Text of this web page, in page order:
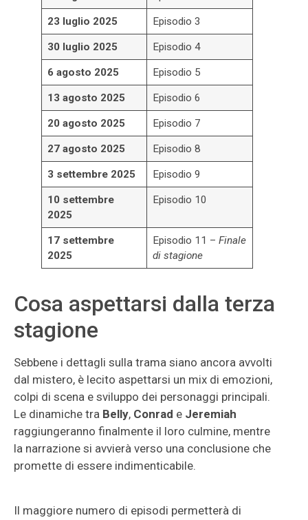
23 luglio 2025 Episodio 3
30 luglio 2025 Episodio 4
6 agosto 2025 Episodio 5
13 agosto 2025 Episodio 6
20 agosto 2025 Episodio 7
27 agosto 2025 Episodio 8
3 settembre 2025 Episodio 9
10 settembre
2025
Episodio 10
17 settembre
2025
Episodio 11 – Finale
di stagione
Cosa aspettarsi dalla terza
stagione
Sebbene i dettagli sulla trama siano ancora avvolti
dal mistero, è lecito aspettarsi un mix di emozioni,
colpi di scena e sviluppo dei personaggi principali.
Le dinamiche tra Belly, Conrad e Jeremiah
raggiungeranno finalmente il loro culmine, mentre
la narrazione si avvierà verso una conclusione che
promette di essere indimenticabile.
Il maggiore numero di episodi permetterà di